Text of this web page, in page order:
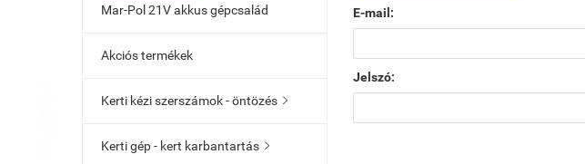
Mar-Pol 21V akkus gépcsalád
Akciós termékek
Kerti kézi szerszámok - öntözés 
Kerti gép - kert karbantartás 
E-mail:
Jelszó: